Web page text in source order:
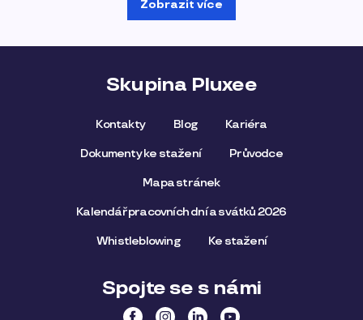
Zobrazit více
Skupina Pluxee
Kontakty Blog Kariéra
Dokumenty ke stažení Průvodce
Mapa stránek
Kalendář pracovních dní a svátků 2026
Whistleblowing Ke stažení
Spojte se s námi